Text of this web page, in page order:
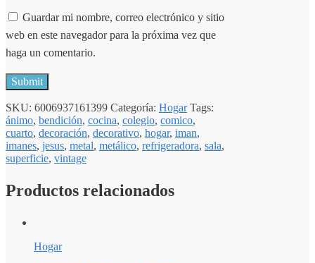
Guardar mi nombre, correo electrónico y sitio
web en este navegador para la próxima vez que
haga un comentario.
SKU: 6006937161399 Categoría: Hogar Tags:
ánimo, bendición, cocina, colegio, comico,
cuarto, decoración, decorativo, hogar, iman,
imanes, jesus, metal, metálico, refrigeradora, sala,
superficie, vintage
Productos relacionados
Hogar